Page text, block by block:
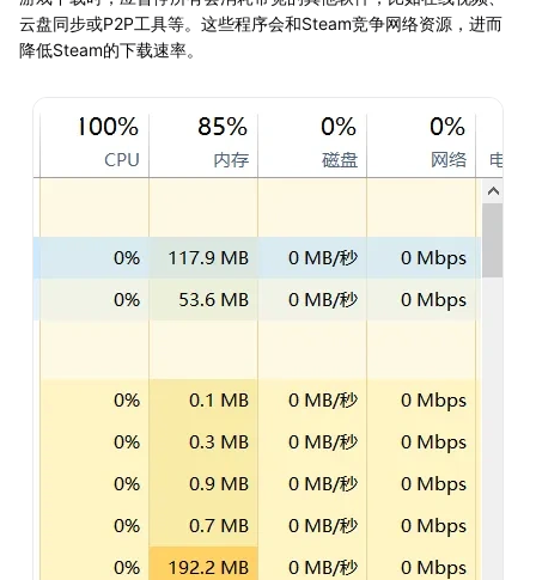
云盘同步或P2P工具等。这些程序会和Steam竞争网络资源，进而
降低Steam的下载速率。